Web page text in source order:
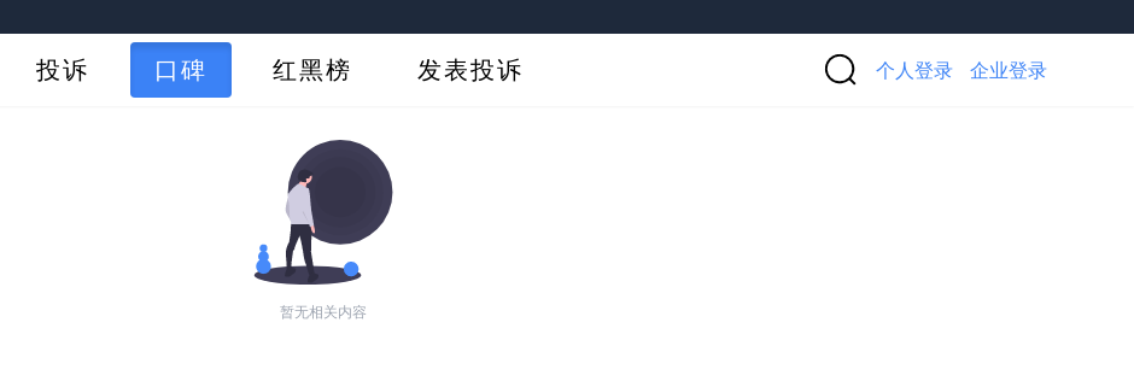
投诉 口碑 红黑榜 发表投诉 个人登录 企业登录
暂无相关内容